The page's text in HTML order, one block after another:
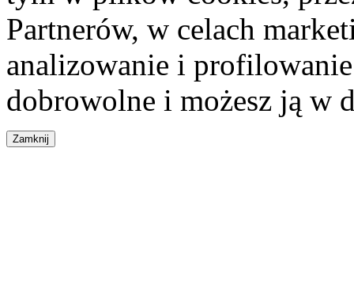
Partnerów, w celach
analizowanie i
dobrowolne i możesz ją w